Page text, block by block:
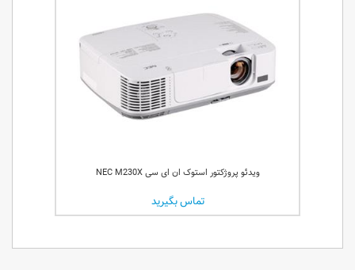
ویدئو پروژکتور استوک ان ای سی NEC M230X
تماس بگیرید